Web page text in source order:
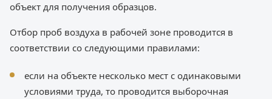
объект для получения образцов.
Отбор проб воздуха в рабочей зоне проводится в
соответствии со следующими правилами:
если на объекте несколько мест с одинаковыми
условиями труда, то проводится выборочная